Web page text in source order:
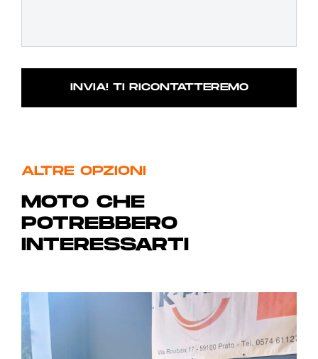
ALTRE OPZIONI
MOTO CHE
POTREBBERO
INTERESSARTI